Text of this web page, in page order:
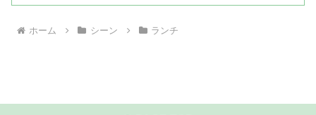
ホーム シーン ランチ